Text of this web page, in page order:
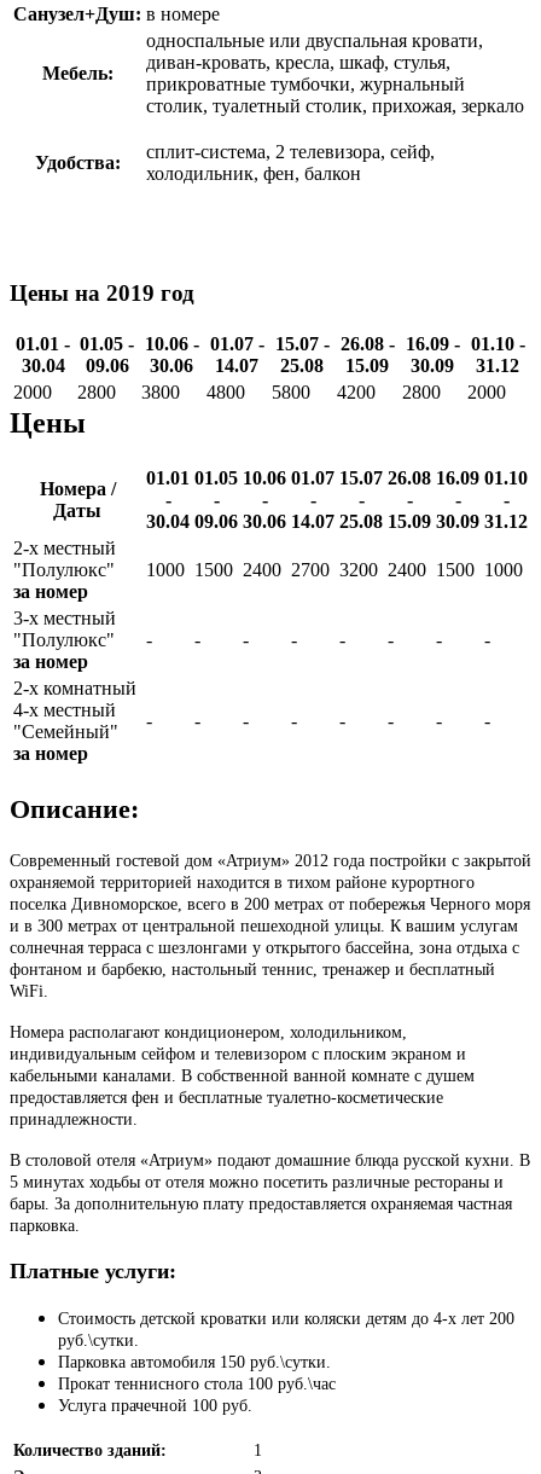
Санузел+Душ: в номере
Мебель:
односпальные или двуспальная кровати,
диван-кровать, кресла, шкаф, стулья,
прикроватные тумбочки, журнальный
столик, туалетный столик, прихожая, зеркало
Удобства:
сплит-система, 2 телевизора, сейф,
холодильник, фен, балкон
Цены на 2019 год
01.01 -
30.04
01.05 -
09.06
10.06 -
30.06
01.07 -
14.07
15.07 -
25.08
26.08 -
15.09
16.09 -
30.09
01.10 -
31.12
2000
2800 3800 4800 5800 4200 2800 2000
Цены
Номера /
Даты
01.01
-
30.04
01.05
-
09.06
10.06
-
30.06
01.07
-
14.07
15.07
-
25.08
26.08
-
15.09
16.09
-
30.09
01.10
-
31.12
2-х местный
"Полулюкс"
за номер
1000 1500 2400 2700 3200 2400 1500 1000
3-х местный
"Полулюкс"
за номер
- - - - - - - -
2-х комнатный
4-х местный
"Семейный"
за номер
- - - - - - - -
Описание:
Современный гостевой дом «Атриум» 2012 года постройки с закрытой
охраняемой территорией находится в тихом районе курортного
поселка Дивноморское, всего в 200 метрах от побережья Черного моря
и в 300 метрах от центральной пешеходной улицы. К вашим услугам
солнечная терраса с шезлонгами у открытого бассейна, зона отдыха с
фонтаном и барбекю, настольный теннис, тренажер и бесплатный
WiFi.
Номера располагают кондиционером, холодильником,
индивидуальным сейфом и телевизором с плоским экраном и
кабельными каналами. В собственной ванной комнате с душем
предоставляется фен и бесплатные туалетно-косметические
принадлежности.
В столовой отеля «Атриум» подают домашние блюда русской кухни. В
5 минутах ходьбы от отеля можно посетить различные рестораны и
бары. За дополнительную плату предоставляется охраняемая частная
парковка.
Платные услуги:
Стоимость детской кроватки или коляски детям до 4-х лет 200
руб.\сутки.
Парковка автомобиля 150 руб.\сутки.
Прокат теннисного стола 100 руб.\час
Услуга прачечной 100 руб.
Количество зданий:
1